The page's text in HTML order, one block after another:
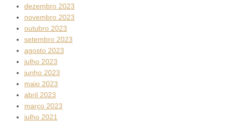
dezembro 2023
novembro 2023
outubro 2023
setembro 2023
agosto 2023
julho 2023
junho 2023
maio 2023
abril 2023
março 2023
julho 2021